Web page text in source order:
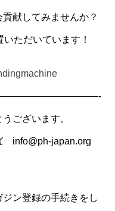
献してみませんか？
ただいています！
ございます。
info@ph-japan.org
ン登録の手続きをし